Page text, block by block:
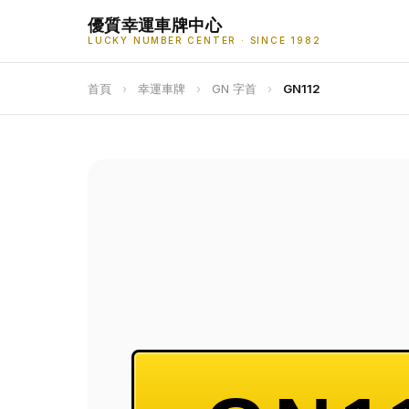
優質幸運車牌中心
LUCKY NUMBER CENTER · SINCE 1982
首頁 › 幸運車牌 › GN 字首 › GN112